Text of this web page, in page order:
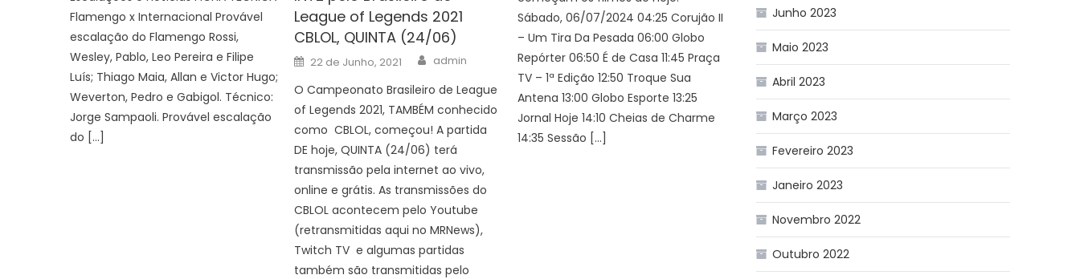
Flamengo x Internacional Provável
escalação do Flamengo Rossi,
Wesley, Pablo, Leo Pereira e Filipe
Luís; Thiago Maia, Allan e Victor Hugo;
Weverton, Pedro e Gabigol. Técnico:
Jorge Sampaoli. Provável escalação
do […]
League of Legends 2021
CBLOL, QUINTA (24/06)
Posted
on
22 de Junho, 2021 Author
admin
O Campeonato Brasileiro de League
of Legends 2021, TAMBÉM conhecido
como CBLOL, começou! A partida
DE hoje, QUINTA (24/06) terá
transmissão pela internet ao vivo,
online e grátis. As transmissões do
CBLOL acontecem pelo Youtube
(retransmitidas aqui no MRNews),
Twitch TV e algumas partidas
também são transmitidas pelo
Sábado, 06/07/2024 04:25 Corujão II
– Um Tira Da Pesada 06:00 Globo
Repórter 06:50 É de Casa 11:45 Praça
TV – 1ª Edição 12:50 Troque Sua
Antena 13:00 Globo Esporte 13:25
Jornal Hoje 14:10 Cheias de Charme
14:35 Sessão […]
Junho 2023
Maio 2023
Abril 2023
Março 2023
Fevereiro 2023
Janeiro 2023
Novembro 2022
Outubro 2022